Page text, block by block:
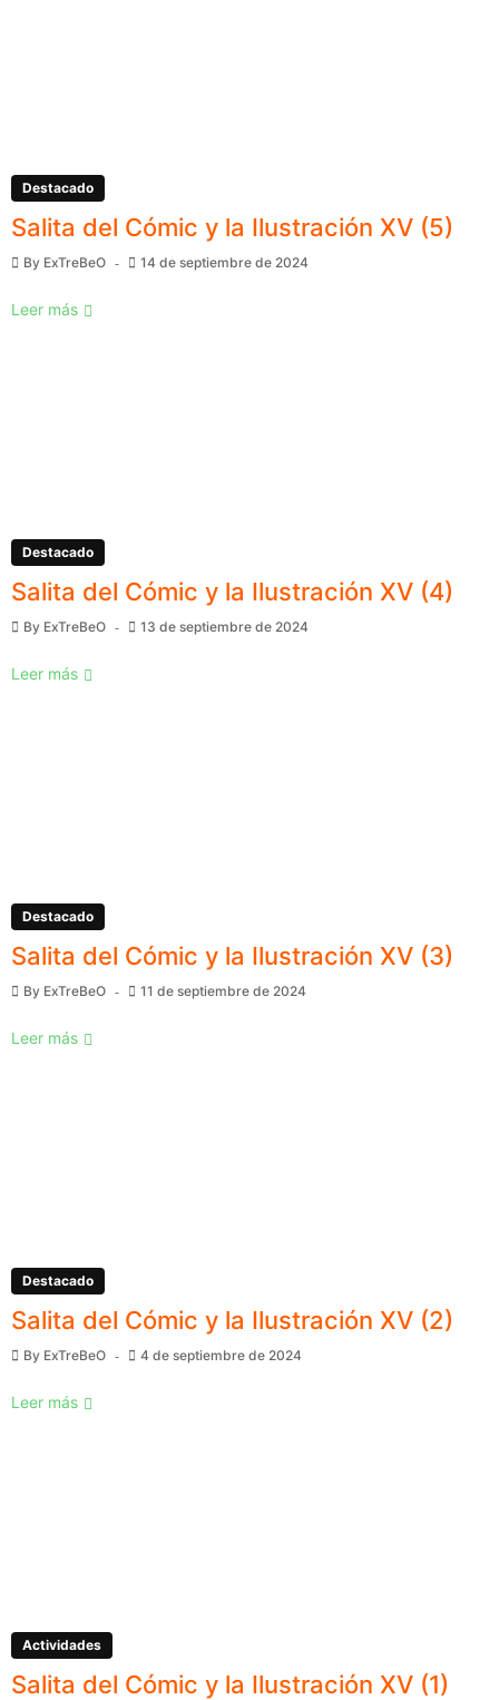
Destacado
Salita del Cómic y la Ilustración XV (5)
By ExTreBeO 14 de septiembre de 2024
Leer más
Destacado
Salita del Cómic y la Ilustración XV (4)
By ExTreBeO 13 de septiembre de 2024
Leer más
Destacado
Salita del Cómic y la Ilustración XV (3)
By ExTreBeO 11 de septiembre de 2024
Leer más
Destacado
Salita del Cómic y la Ilustración XV (2)
By ExTreBeO 4 de septiembre de 2024
Leer más
Actividades
Salita del Cómic y la Ilustración XV (1)